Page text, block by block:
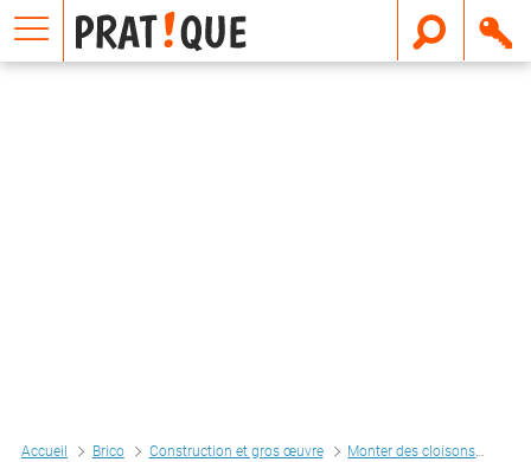
Accueil Brico Construction et gros œuvre Monter des cloisons
E
m
a